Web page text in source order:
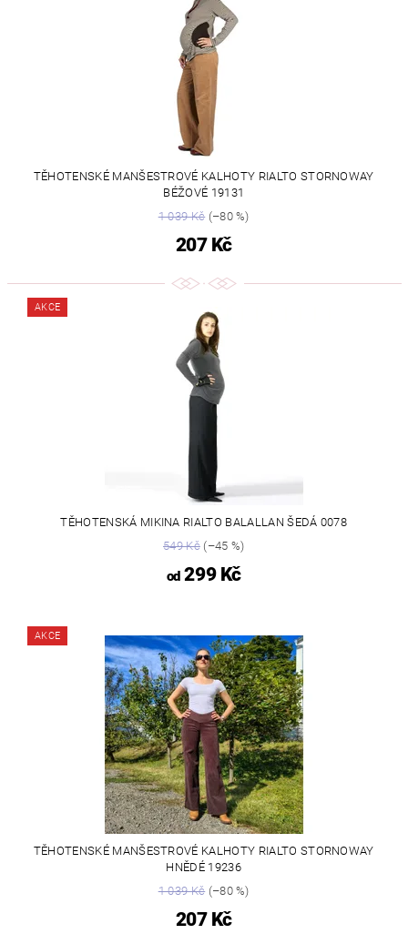
TĚHOTENSKÉ MANŠESTROVÉ KALHOTY RIALTO STORNOWAY
BÉŽOVÉ 19131
1 039 Kč(–80 %)
207 Kč
AKCE
TĚHOTENSKÁ MIKINA RIALTO BALALLAN ŠEDÁ 0078
549 Kč(–45 %)
od299 Kč
AKCE
TĚHOTENSKÉ MANŠESTROVÉ KALHOTY RIALTO STORNOWAY
HNĚDÉ 19236
1 039 Kč(–80 %)
207 Kč